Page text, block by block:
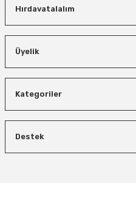
Hırdavatalalım
Üyelik
Kategoriler
Destek